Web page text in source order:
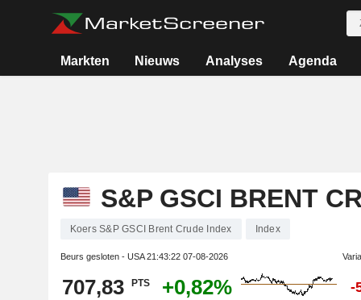
Markten Nieuws Analyses Agenda
S&P GSCI BRENT
Koers S&P GSCI Brent Crude Index Index
Beurs gesloten - USA21:43:22 07-08-2026
707,83 PTS +0,82% -